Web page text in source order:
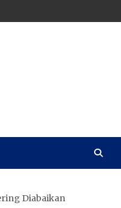
Diabaikan